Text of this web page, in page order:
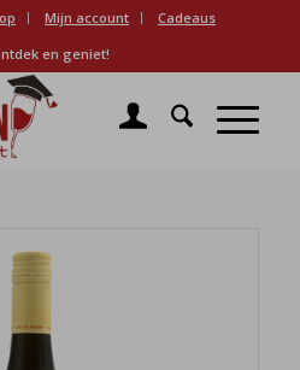
Mijn account
Cadeaus
en geniet!